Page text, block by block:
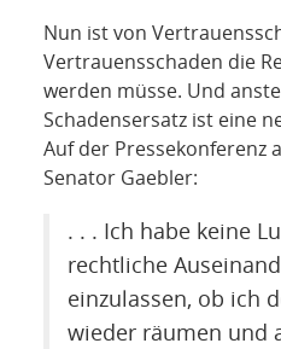
Nun ist von
Vertrauensschaden die
werden müsse. Und
Schadensersatz ist eine
Auf der Pressekonferenz
Senator Gaebler:
. . . Ich habe keine
rechtliche
einzulassen, ob ich
wieder räumen und